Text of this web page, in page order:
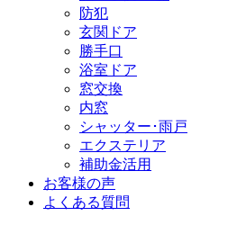
防犯
玄関ドア
勝手口
浴室ドア
窓交換
内窓
シャッター･雨戸
エクステリア
補助金活用
お客様の声
よくある質問